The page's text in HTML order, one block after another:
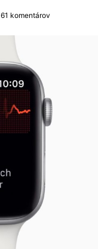
61 komentárov